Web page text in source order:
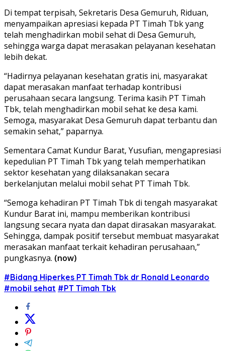
Di tempat terpisah, Sekretaris Desa Gemuruh, Riduan,
menyampaikan apresiasi kepada PT Timah Tbk yang
telah menghadirkan mobil sehat di Desa Gemuruh,
sehingga warga dapat merasakan pelayanan kesehatan
lebih dekat.
“Hadirnya pelayanan kesehatan gratis ini, masyarakat
dapat merasakan manfaat terhadap kontribusi
perusahaan secara langsung. Terima kasih PT Timah
Tbk, telah menghadirkan mobil sehat ke desa kami.
Semoga, masyarakat Desa Gemuruh dapat terbantu dan
semakin sehat,” paparnya.
Sementara Camat Kundur Barat, Yusufian, mengapresiasi
kepedulian PT Timah Tbk yang telah memperhatikan
sektor kesehatan yang dilaksanakan secara
berkelanjutan melalui mobil sehat PT Timah Tbk.
“Semoga kehadiran PT Timah Tbk di tengah masyarakat
Kundur Barat ini, mampu memberikan kontribusi
langsung secara nyata dan dapat dirasakan masyarakat.
Sehingga, dampak positif tersebut membuat masyarakat
merasakan manfaat terkait kehadiran perusahaan,”
pungkasnya. (now)
#Bidang Hiperkes PT Timah Tbk dr Ronald Leonardo
#mobil sehat #PT Timah Tbk